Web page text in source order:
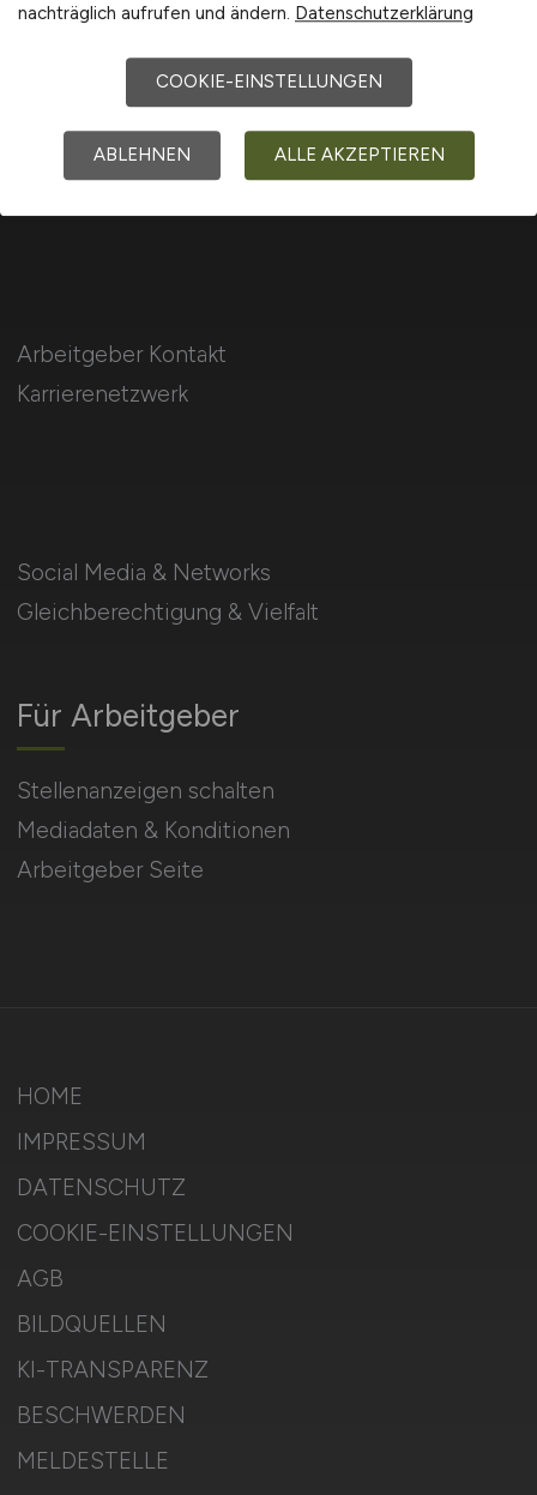
Für Arbeitnehmer
Rechnungswesen Jobs suchen
Jobfinder
Arbeitnehmer Registrierung
Social Media & Networks
Gleichberechtigung & Vielfalt
Für Arbeitgeber
Stellenanzeigen schalten
Mediadaten & Konditionen
Arbeitgeber Seite
Arbeitgeber Kontakt
Karrierenetzwerk
HOME
IMPRESSUM
DATENSCHUTZ
COOKIE-EINSTELLUNGEN
AGB
BILDQUELLEN
KI-TRANSPARENZ
BESCHWERDEN
MELDESTELLE
nachträglich aufrufen und ändern. Datenschutzerklärung
COOKIE-EINSTELLUNGEN
ABLEHNEN ALLE AKZEPTIEREN